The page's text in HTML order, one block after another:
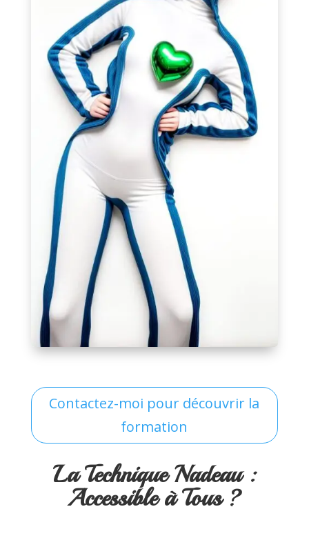
Contactez-moi pour découvrir la
formation
La Technique Nadeau :
Accessible à Tous ?